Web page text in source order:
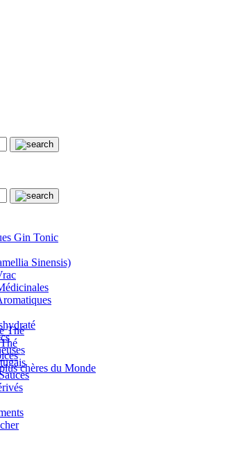
Gin Tonic
Sinensis)
Thé
chères du Monde